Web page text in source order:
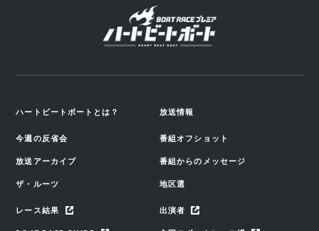
ハートビートボートとは？ 放送情報
今週の反省会 番組オフショット
放送アーカイブ 番組からのメッセージ
ザ・ルーツ 地区選
レース結果 出演者